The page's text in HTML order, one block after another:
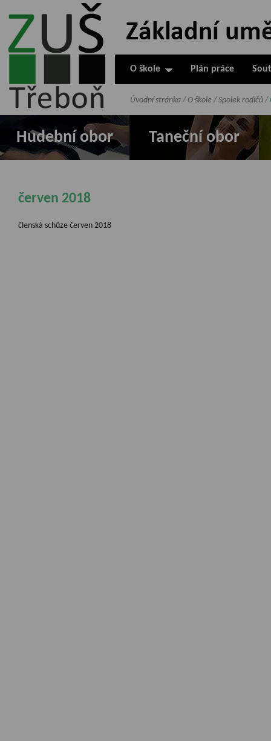
ZUŠ Třeboň -
Základní
umělecká škola
O škole Plán práce
Hudební obor Taneční obor
Úvodní stránka / O škole / Spolek rodičů /
červen 2018
členská schůze červen 2018